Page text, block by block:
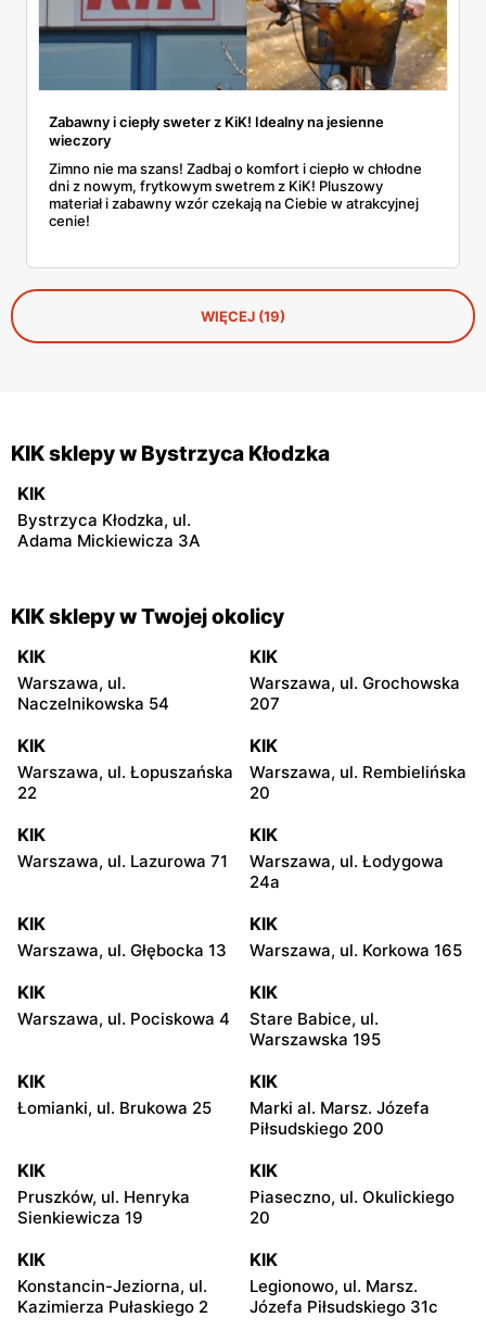
Zabawny i ciepły sweter z KiK! Idealny na jesienne
wieczory
Zimno nie ma szans! Zadbaj o komfort i ciepło w chłodne
dni z nowym, frytkowym swetrem z KiK! Pluszowy
materiał i zabawny wzór czekają na Ciebie w atrakcyjnej
cenie!
WIĘCEJ (19)
KIK sklepy w Bystrzyca Kłodzka
KIK
Bystrzyca Kłodzka, ul.
Adama Mickiewicza 3A
KIK sklepy w Twojej okolicy
KIK
Warszawa, ul.
Naczelnikowska 54
KIK
Warszawa, ul. Grochowska
207
KIK
Warszawa, ul. Łopuszańska
22
KIK
Warszawa, ul. Rembielińska
20
KIK
Warszawa, ul. Lazurowa 71
KIK
Warszawa, ul. Łodygowa
24a
KIK
Warszawa, ul. Głębocka 13
KIK
Warszawa, ul. Korkowa 165
KIK
Warszawa, ul. Pociskowa 4
KIK
Stare Babice, ul.
Warszawska 195
KIK
Łomianki, ul. Brukowa 25
KIK
Marki al. Marsz. Józefa
Piłsudskiego 200
KIK
Pruszków, ul. Henryka
Sienkiewicza 19
KIK
Piaseczno, ul. Okulickiego
20
KIK
Konstancin-Jeziorna, ul.
Kazimierza Pułaskiego 2
KIK
Legionowo, ul. Marsz.
Józefa Piłsudskiego 31c